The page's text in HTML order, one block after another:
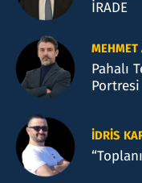
İRADE
MEHMET
Pahalı
Portresi
İDRIS